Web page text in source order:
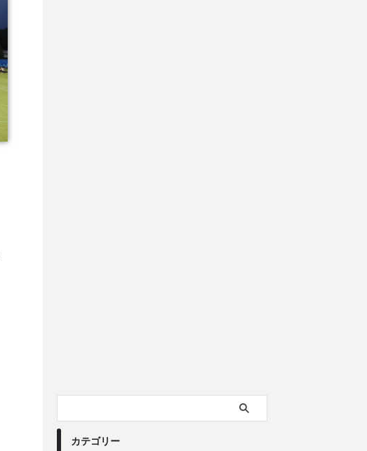
カテゴリー